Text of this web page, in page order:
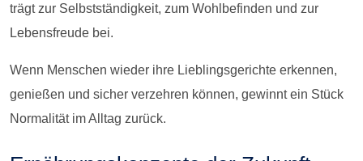
trägt zur Selbstständigkeit, zum Wohlbefinden und zur
Lebensfreude bei.
Wenn Menschen wieder ihre Lieblingsgerichte erkennen,
genießen und sicher verzehren können, gewinnt ein Stück
Normalität im Alltag zurück.